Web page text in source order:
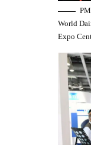
World
Expo